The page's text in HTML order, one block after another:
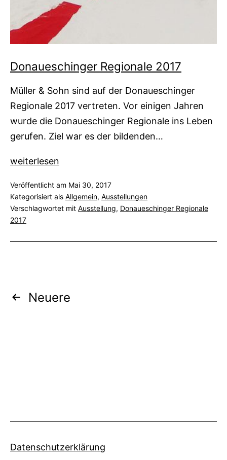
Donaueschinger Regionale 2017
Müller & Sohn sind auf der Donaueschinger
Regionale 2017 vertreten. Vor einigen Jahren
wurde die Donaueschinger Regionale ins Leben
gerufen. Ziel war es der bildenden…
Donaueschinger
2017
weiterlesen
Veröffentlicht am Mai 30, 2017
Kategorisiert als Allgemein, Ausstellungen
Verschlagwortet mit Ausstellung, Donaueschinger Regionale
2017
Seitennummerierung
Neuere
Datenschutzerklärung